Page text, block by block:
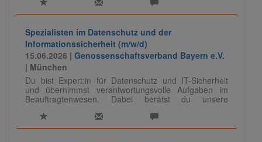
Spezialisten im Datenschutz und der
Informationssicherheit (m/w/d)
15.06.2026 | Genossenschaftsverband Bayern e.V.
| München
Du bist Expert:in für Datenschutz und IT-Sicherheit
und übernimmst verantwortungsvolle Aufgaben im
Beauftragtenwesen. Dabei berätst du unsere
Datenschutzkonzepte weiter und teilst dein Know-how
auch als Referent:in. Eine vielseitige Rolle mit